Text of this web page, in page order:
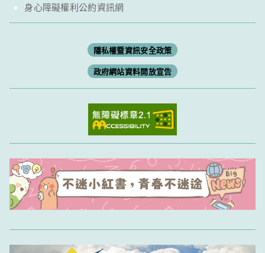
身心障礙權利公約資訊網
隱私權暨資訊安全政策
政府網站資料開放宣告